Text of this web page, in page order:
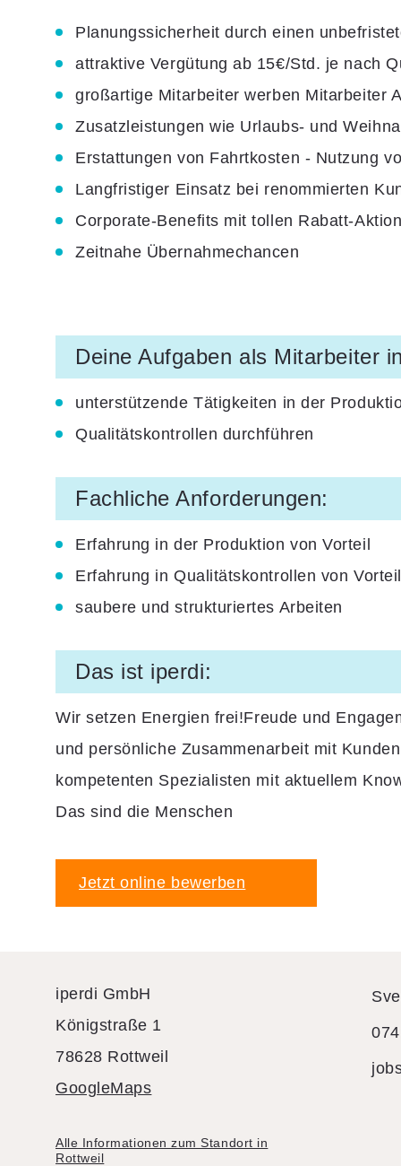
Planungssicherheit durch einen
attraktive Vergütung ab 15€/Std. je nach
großartige Mitarbeiter werben Mitarbeiter
Zusatzleistungen wie Urlaubs- und
Erstattungen von Fahrtkosten - Nutzung
Langfristiger Einsatz bei renommierten
Corporate-Benefits mit tollen Rabatt-
Zeitnahe Übernahmechancen
Deine Aufgaben als Mitarbeiter
unterstützende Tätigkeiten in der
Qualitätskontrollen durchführen
Fachliche Anforderungen:
Erfahrung in der Produktion von Vorteil
Erfahrung in Qualitätskontrollen von Vorteil
saubere und strukturiertes Arbeiten
Das ist iperdi:
Wir setzen Energien frei!Freude und
und persönliche Zusammenarbeit mit
kompetenten Spezialisten mit aktuellem
Das sind die Menschen
Jetzt online bewerben
iperdi GmbH
Königstraße 1
78628 Rottweil
GoogleMaps
Alle Informationen zum Standort in
Rottweil